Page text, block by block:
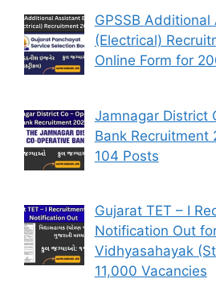
GPSSB
(Electrical)
Online Form for
Jamnagar District
Bank
104 Posts
Gujarat TET – I
Notification Out
Vidhyasahayak
11,000 Vacancies